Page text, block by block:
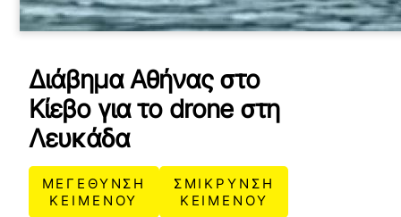
Διάβημα Αθήνας στο
Κίεβο για το drone στη
Λευκάδα
ΜΕΓΕΘΥΝΣΗ
ΚΕΙΜΕΝΟΥ
ΣΜΙΚΡΥΝΣΗ
ΚΕΙΜΕΝΟΥ